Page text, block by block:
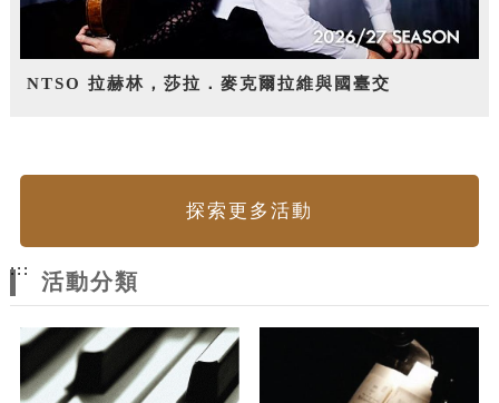
NTSO 拉赫林，莎拉．麥克爾拉維與國臺交
探索更多活動
:::
活動分類